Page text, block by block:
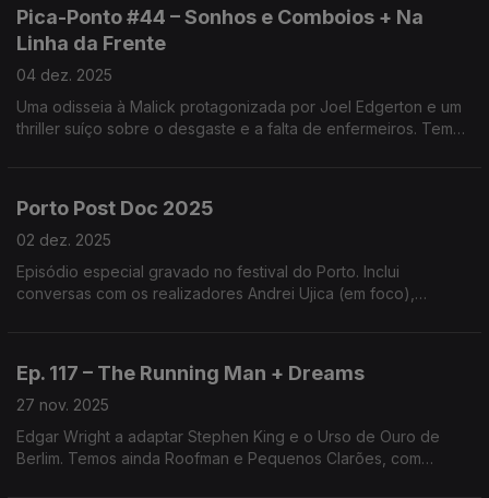
Pica-Ponto #44 – Sonhos e Comboios + Na
Linha da Frente
04 dez. 2025
Uma odisseia à Malick protagonizada por Joel Edgerton e um
thriller suíço sobre o desgaste e a falta de enfermeiros. Temos
Porto Post Doc 2025
02 dez. 2025
Episódio especial gravado no festival do Porto. Inclui
conversas com os realizadores Andrei Ujica (em foco),
Ep. 117 – The Running Man + Dreams
27 nov. 2025
Edgar Wright a adaptar Stephen King e o Urso de Ouro de
Berlim. Temos ainda Roofman e Pequenos Clarões, com